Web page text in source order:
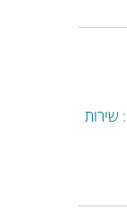
בוט התמיכה החדש של ESET: שירות